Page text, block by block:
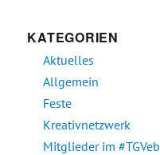
KATEGORIEN
Aktuelles
Allgemein
Feste
Kreativnetzwerk
Mitglieder im #TGVeb